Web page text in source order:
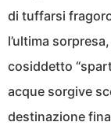
di tuffarsi
l’ultima
cosiddetto
acque sorgive
destinazione